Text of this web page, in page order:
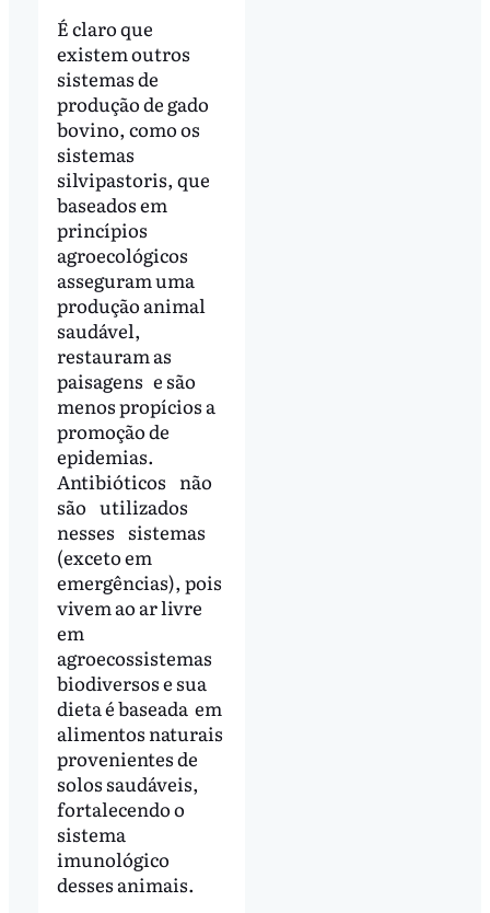
É claro que
existem outros
sistemas de
produção de gado
bovino, como os
sistemas
silvipastoris, que
baseados em
princípios
agroecológicos
asseguram uma
produção animal
saudável,
restauram as
paisagens e são
menos propícios a
promoção de
epidemias.
Antibióticos não
são utilizados
nesses sistemas
(exceto em
emergências), pois
vivem ao ar livre
em
agroecossistemas
biodiversos e sua
dieta é baseada em
alimentos naturais
provenientes de
solos saudáveis,
fortalecendo o
sistema
imunológico
desses animais.